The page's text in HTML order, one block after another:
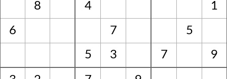
8 4 1
6 7
5
5
3 7 9